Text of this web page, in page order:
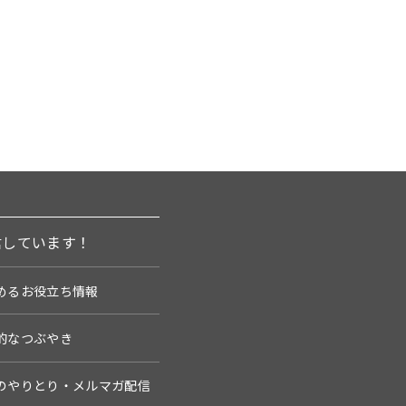
ています！
るお役立ち情報
なつぶやき
やりとり・メルマガ配信